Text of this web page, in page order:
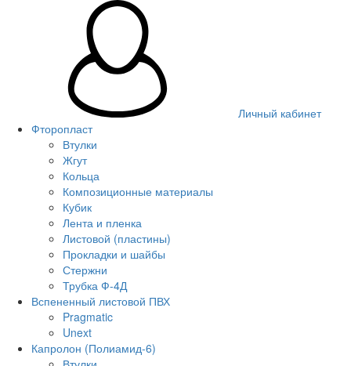
Личный кабинет
Фторопласт
Втулки
Жгут
Кольца
Композиционные материалы
Кубик
Лента и пленка
Листовой (пластины)
Прокладки и шайбы
Стержни
Трубка Ф-4Д
Вспененный листовой ПВХ
Pragmatic
Unext
Капролон (Полиамид-6)